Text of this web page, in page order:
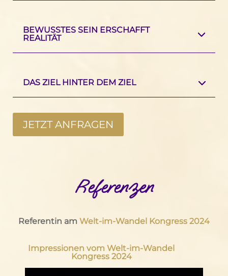
BEWUSSTES SEIN ERSCHAFFT
REALITÄT
DAS ZIEL HINTER DEM ZIEL
JETZT ANFRAGEN
Referenzen
Referentin am Welt-im-Wandel Kongress 2024
Impressionen vom Welt-im-Wandel
Kongress 2024